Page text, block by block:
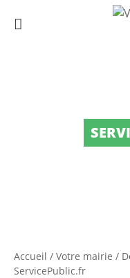
Accueil / Votre mairie /
ServicePublic.fr